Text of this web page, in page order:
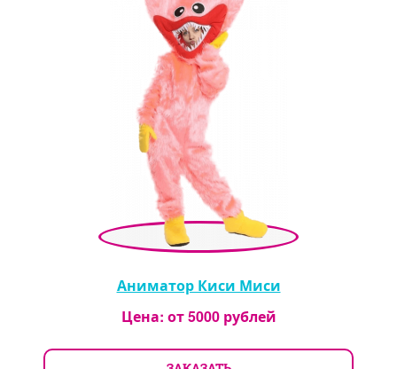
Аниматор Киси Миси
Цена: от5000рублей